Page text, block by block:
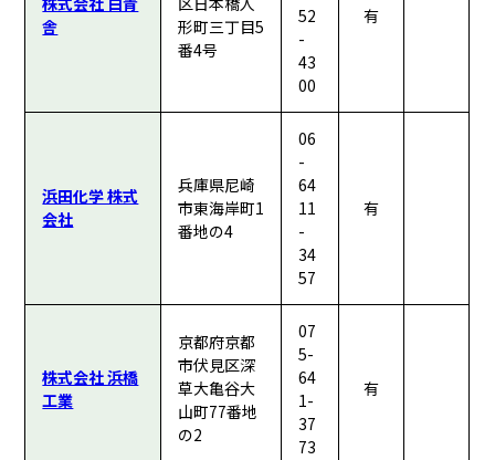
舎
形町三丁目5
番4号
52
-
43
00
有
浜田化学 株式
会社
兵庫県尼崎
市東海岸町1
番地の4
06
-
64
11
-
34
57
有
株式会社 浜橋
工業
京都府京都
市伏見区深
草大亀谷大
山町77番地
の2
07
5-
64
1-
37
73
有